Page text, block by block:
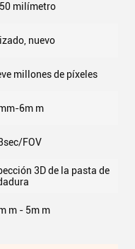
milímetro
nuevo
millones de píxeles
6m m
FOV
3D de la pasta de
m - 5m m